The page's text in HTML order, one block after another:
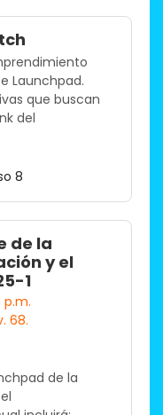
Launchpad.
que buscan
del
8​
de la
y el
1
p.m.
68.
de la